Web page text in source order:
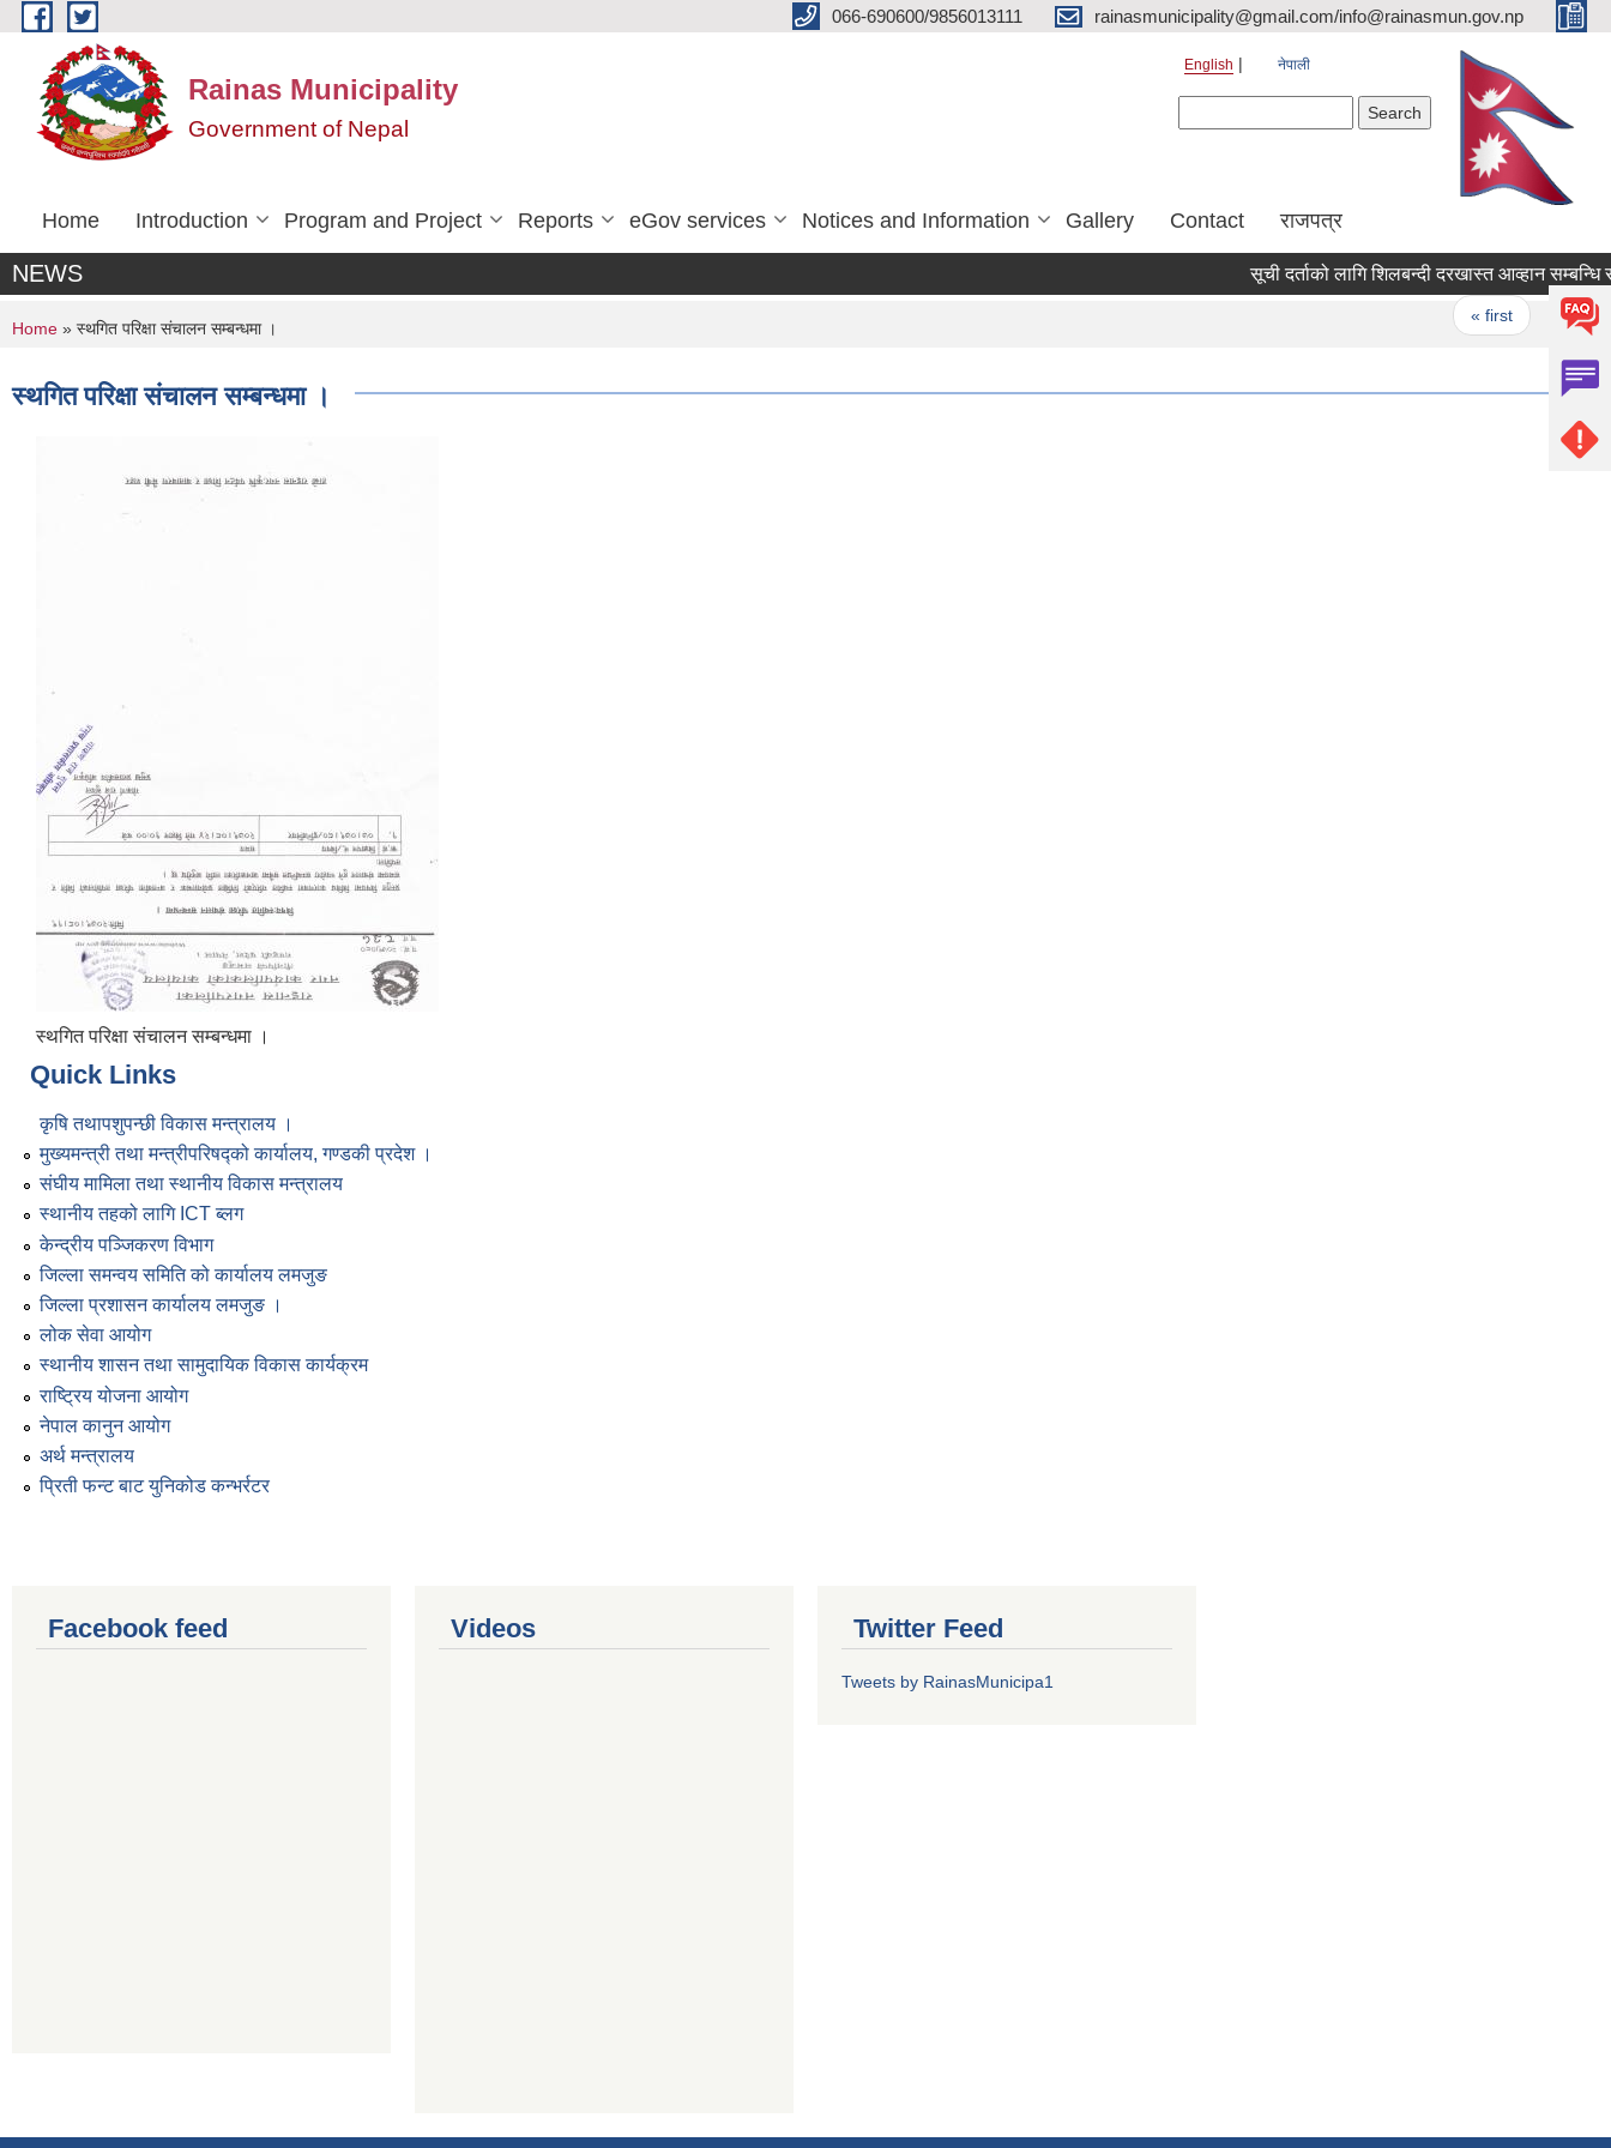
Skip to main content 066-690600/9856013111 rainasmunicipality@gmail.com/info@rainasmun.gov.np
Rainas Municipality
Government of Nepal
English नेपाली
Home Introduction Program and Project Reports eGov services Notices and Information Gallery Contact राजपत्र
NEWS सूची दर्ताको लागि शिलबन्दी दरखास्त आव्हान सम्बन्धि
« first ‹
You are here
Home » स्थगित परिक्षा संचालन सम्बन्धमा ।
स्थगित परिक्षा संचालन सम्बन्धमा ।
स्थगित परिक्षा संचालन सम्बन्धमा ।
Quick Links
कृषि तथापशुपन्छी विकास मन्त्रालय ।
मुख्यमन्त्री तथा मन्त्रीपरिषद्को कार्यालय, गण्डकी प्रदेश ।
संघीय मामिला तथा स्थानीय विकास मन्त्रालय
स्थानीय तहको लागि ICT ब्लग
केन्द्रीय पञ्जिकरण विभाग
जिल्ला समन्वय समिति को कार्यालय लमजुङ
जिल्ला प्रशासन कार्यालय लमजुङ ।
लोक सेवा आयोग
स्थानीय शासन तथा सामुदायिक विकास कार्यक्रम
राष्ट्रिय योजना आयोग
नेपाल कानुन आयोग
अर्थ मन्त्रालय
प्रिती फन्ट बाट युनिकोड कन्भर्रटर
Facebook feed Videos Twitter Feed
Tweets by RainasMunicipa1